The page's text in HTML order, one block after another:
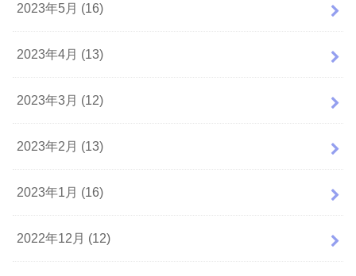
2023年5月 (16)
2023年4月 (13)
2023年3月 (12)
2023年2月 (13)
2023年1月 (16)
2022年12月 (12)